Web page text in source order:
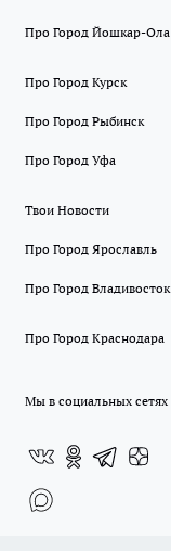
Про Город Йошкар-Ола
Про Город Курск
Про Город Рыбинск
Про Город Уфа
Твои Новости
Про Город Ярославль
Про Город Владивосток
Про Город Краснодара
Мы в социальных сетях